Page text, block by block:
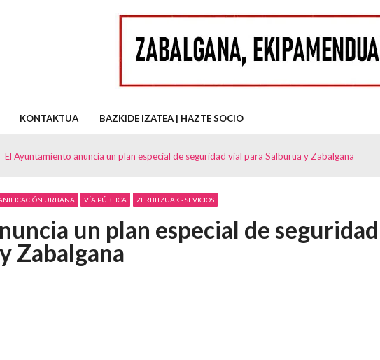
Batuz Auzo Elkartea
KONTAKTUA BAZKIDE IZATEA | HAZTE SOCIO
El Ayuntamiento anuncia un plan especial de seguridad vial para Salburua y Zabalgana
URBANA VÍA PÚBLICA ZERBITZUAK - SEVICIOS
un plan especial de seguridad
Zabalgana